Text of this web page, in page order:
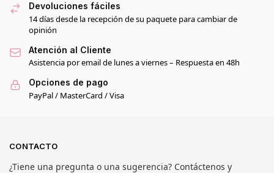
Devoluciones fáciles
14 días desde la recepción de su paquete para cambiar de
opinión
Atención al Cliente
Asistencia por email de lunes a viernes – Respuesta en 48h
Opciones de pago
PayPal / MasterCard / Visa
CONTACTO
¿Tiene una pregunta o una sugerencia? Contáctenos y